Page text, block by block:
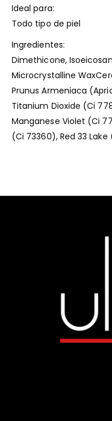
Ideal para:
Todo tipo de piel
Ingredientes:
Dimethicone,
Microcrystalline
Prunus Armeniaca
Titanium Dioxide (Ci
Manganese Violet (Ci
(Ci 73360), Red 33 Lake